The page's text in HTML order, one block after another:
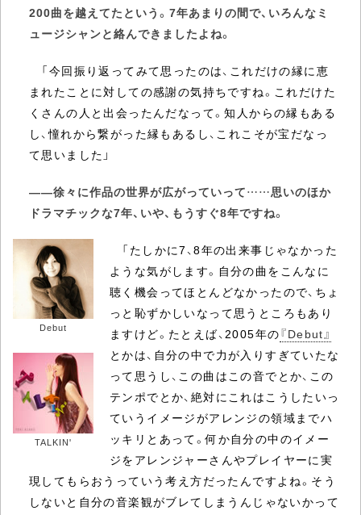
200曲を越えてたという。7年あまりの間で、いろんなミ
ュージシャンと絡んできましたよね。
「今回振り返ってみて思ったのは、これだけの縁に恵
まれたことに対しての感謝の気持ちですね。これだけた
くさんの人と出会ったんだなって。知人からの縁もある
し、憧れから繋がった縁もあるし、これこそが宝だなっ
て思いました」
――徐々に作品の世界が広がっていって……思いのほか
ドラマチックな7年、いや、もうすぐ8年ですね。
Debut
TALKIN'
「たしかに7、8年の出来事じゃなかった
ような気がします。自分の曲をこんなに
聴く機会ってほとんどなかったので、ちょ
っと恥ずかしいなって思うところもあり
ますけど。たとえば、2005年の『Debut』
とかは、自分の中で力が入りすぎていたな
って思うし、この曲はこの音でとか、この
テンポでとか、絶対にこれはこうしたいっ
ていうイメージがアレンジの領域までハ
ッキリとあって。何か自分の中のイメー
ジをアレンジャーさんやプレイヤーに実
現してもらおうっていう考え方だったんですよね。そう
しないと自分の音楽観がブレてしまうんじゃないかって